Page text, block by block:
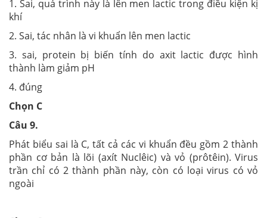
1. Sai, quá trình này là lên men lactic trong điều kiện kị
khí
2. Sai, tác nhân là vi khuẩn lên men lactic
3. sai, protein bị biến tính do axit lactic được hình
thành làm giảm pH
4. đúng
Chọn C
Câu 9.
Phát biểu sai là C, tất cả các vi khuẩn đều gồm 2 thành
phần cơ bản là lõi (axít Nuclêic) và vỏ (prôtêin). Virus
trần chỉ có 2 thành phần này, còn có loại virus có vỏ
ngoài